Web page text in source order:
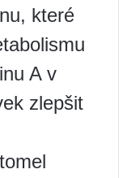
které
A v
zlepšit